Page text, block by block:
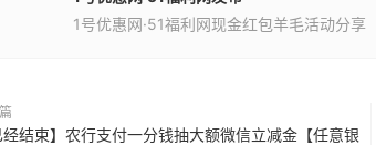
1号优惠网·51福利网现金红包羊毛活动分享
经结束】农行支付一分钱抽大额微信立减金【任意银